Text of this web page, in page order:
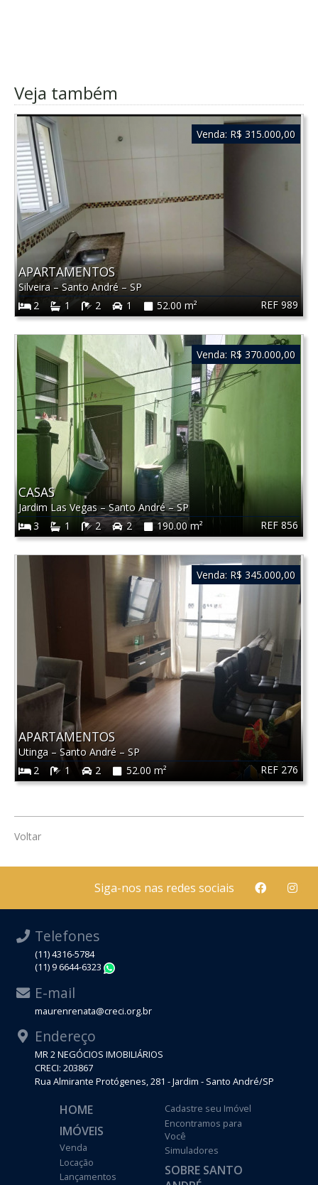
Veja também
REF 989
APARTAMENTOS
Silveira–Santo André – SP
2
1 2 1 52.00 m²
Venda: R$ 315.000,00
REF 856
CASAS
Jardim Las Vegas–Santo André–SP
3
1 2 2 190.00 m²
Venda: R$ 370.000,00
REF 276
APARTAMENTOS
Utinga –Santo André – SP
2
1 2 52.00 m²
Venda: R$ 345.000,00
Voltar
Siga-nos nas redes sociais
Telefones
(11) 4316-5784
(11) 9 6644-6323
E-mail
maurenrenata@creci.org.br
Endereço
MR 2 NEGÓCIOS IMOBILIÁRIOS
CRECI: 203867
Rua Almirante Protógenes, 281 - Jardim - Santo André/SP
HOME
IMÓVEIS
Venda
Locação
Lançamentos
Cadastre seu Imóvel
Encontramos para
Você
Simuladores
SOBRE SANTO